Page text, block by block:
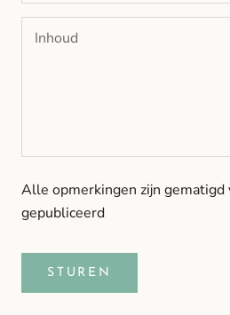
Alle opmerkingen zijn gematigd
gepubliceerd
STUREN